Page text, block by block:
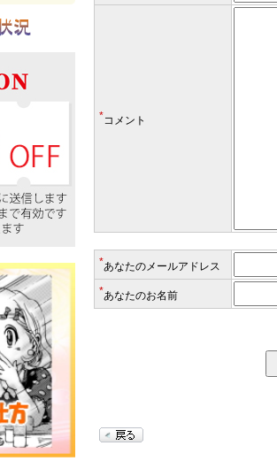
*コメント
*あなたのメールアドレス
*あなたのお名前